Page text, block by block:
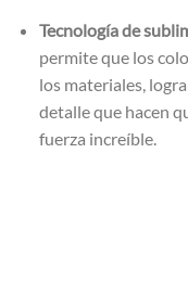
Tecnología de
permite que los
los materiales,
detalle que hacen
fuerza increíble.